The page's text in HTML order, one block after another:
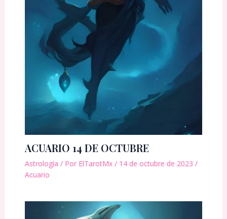
ACUARIO 14 DE OCTUBRE
Astrología / Por ElTarotMx / 14 de octubre de 2023 /
Acuario